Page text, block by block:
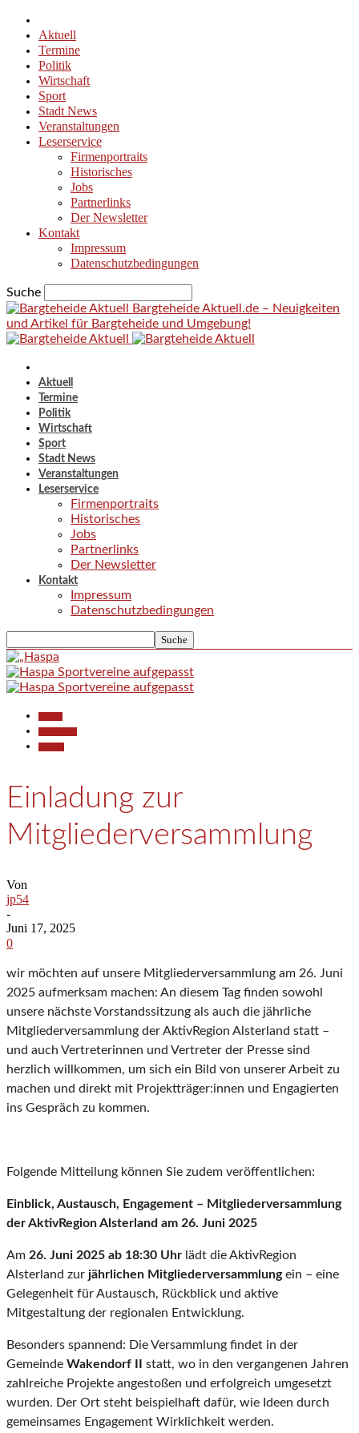
Aktuell
Termine
Politik
Wirtschaft
Sport
Stadt News
Veranstaltungen
Leserservice
Firmenportraits
Historisches
Jobs
Partnerlinks
Der Newsletter
Kontakt
Impressum
Datenschutzbedingungen
Suche
Bargteheide Aktuell.de – Neuigkeiten
und Artikel für Bargteheide und Umgebung!
Aktuell
Termine
Politik
Wirtschaft
Sport
Stadt News
Veranstaltungen
Leserservice
Firmenportraits
Historisches
Jobs
Partnerlinks
Der Newsletter
Kontakt
Impressum
Datenschutzbedingungen
Einladung zur
Mitgliederversammlung
Von
jp54
-
Juni 17, 2025
0
wir möchten auf unsere Mitgliederversammlung am 26. Juni
2025 aufmerksam machen: An diesem Tag finden sowohl
unsere nächste Vorstandssitzung als auch die jährliche
Mitgliederversammlung der AktivRegion Alsterland statt –
und auch Vertreterinnen und Vertreter der Presse sind
herzlich willkommen, um sich ein Bild von unserer Arbeit zu
machen und direkt mit Projektträger:innen und Engagierten
ins Gespräch zu kommen.
Folgende Mitteilung können Sie zudem veröffentlichen:
Einblick, Austausch, Engagement – Mitgliederversammlung
der AktivRegion Alsterland am 26. Juni 2025
Am 26. Juni 2025 ab 18:30 Uhr lädt die AktivRegion
Alsterland zur jährlichen Mitgliederversammlungein – eine
Gelegenheit für Austausch, Rückblick und aktive
Mitgestaltung der regionalen Entwicklung.
Besonders spannend: Die Versammlung findet in der
Gemeinde Wakendorf II
statt, wo in den vergangenen Jahren
zahlreiche Projekte angestoßen und erfolgreich umgesetzt
wurden. Der Ort steht beispielhaft dafür, wie Ideen durch
gemeinsames Engagement Wirklichkeit werden.